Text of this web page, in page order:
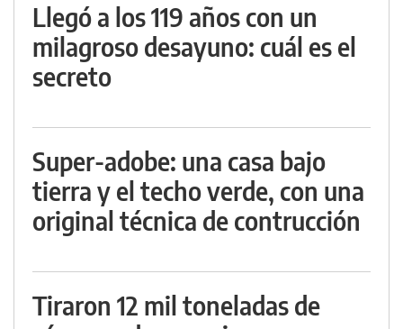
Llegó a los 119 años con un
milagroso desayuno: cuál es el
secreto
Super-adobe: una casa bajo
tierra y el techo verde, con una
original técnica de contrucción
Tiraron 12 mil toneladas de